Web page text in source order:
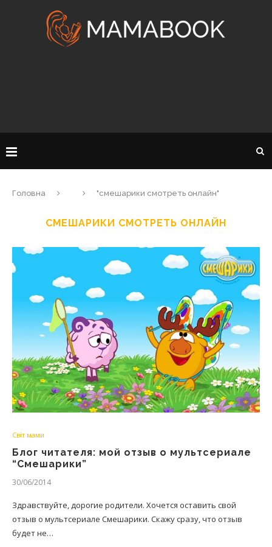
Головна "смешарики смотреть онлайн"
СМЕШАРИКИ СМОТРЕТЬ ОНЛАЙН
Світ мами
Блог читателя: мой отзыв о мультсериале
“Смешарики”
30/06/2014
Здравствуйте, дорогие родители. Хочется оставить свой
отзыв о мультсериале Смешарики. Скажу сразу, что отзыв
будет не…